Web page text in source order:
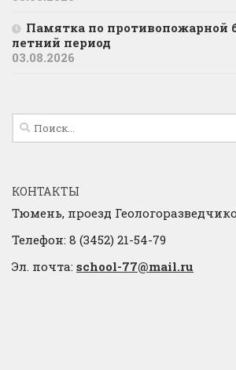
Памятка по противопожарной
летний период
03.08.2026
Найти:
КОНТАКТЫ
Тюмень, проезд
Телефон: 8 (3452) 21-54-79
Эл. почта: school-77@mail.ru